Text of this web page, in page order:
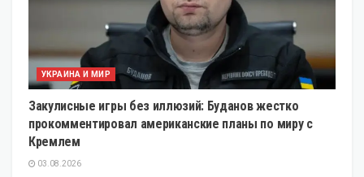
УКРАИНА И МИР
Закулисные игры без иллюзий: Буданов жестко
прокомментировал американские планы по миру с
Кремлем
03.08.2026